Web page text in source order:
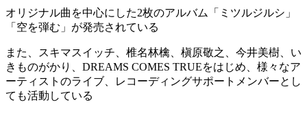
オリジナル曲を中心にした2枚のアルバム「ミツルジルシ」
「空を弾む」が発売されている
また、スキマスイッチ、椎名林檎、槇原敬之、今井美樹、い
きものがかり、DREAMS COMES TRUEをはじめ、様々なア
ーティストのライブ、レコーディングサポートメンバーとし
ても活動している